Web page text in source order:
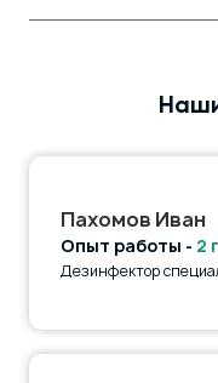
Пахомов Иван
Опыт работы - 2
Дезинфектор